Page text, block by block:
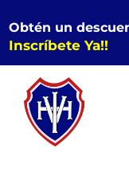
al
contenido
Obtén un
Inscríbete Ya!!